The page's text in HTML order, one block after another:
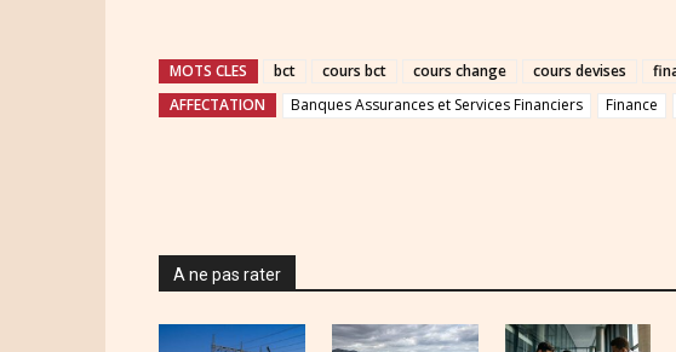
MOTS CLES bct cours bct cours change cours devises
AFFECTATION
Banques Assurances et Services Financiers Finance
A ne pas rater